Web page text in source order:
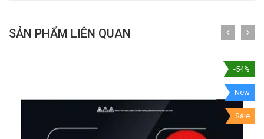
SẢN PHẨM LIÊN QUAN
-54%
New
Sale